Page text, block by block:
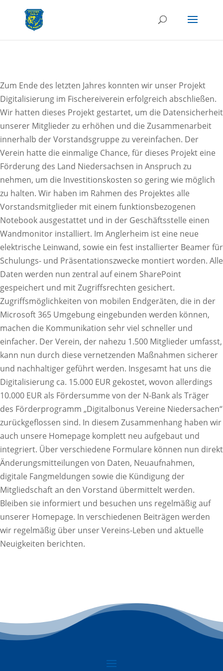
Zum Ende des letzten Jahres konnten wir unser Projekt
Digitalisierung im Fischereiverein erfolgreich abschließen.
Wir hatten dieses Projekt gestartet, um die Datensicherheit
unserer Mitglieder zu erhöhen und die Zusammenarbeit
innerhalb der Vorstandsgruppe zu vereinfachen. Der
Verein hatte die einmalige Chance, für dieses Projekt eine
Förderung des Land Niedersachsen in Anspruch zu
nehmen, um die Investitionskosten so gering wie möglich
zu halten. Wir haben im Rahmen des Projektes alle
Vorstandsmitglieder mit einem funktionsbezogenen
Notebook ausgestattet und in der Geschäftsstelle einen
Wandmonitor installiert. Im Anglerheim ist eine neue
elektrische Leinwand, sowie ein fest installierter Beamer für
Schulungs- und Präsentationszwecke montiert worden. Alle
Daten werden nun zentral auf einem SharePoint
gespeichert und mit Zugriffsrechten gesichert.
Zugriffsmöglichkeiten von mobilen Endgeräten, die in der
Microsoft 365 Umgebung eingebunden werden können,
machen die Kommunikation sehr viel schneller und
einfacher. Der Verein, der nahezu 1.500 Mitglieder umfasst,
kann nun durch diese vernetzenden Maßnahmen sicherer
und nachhaltiger geführt werden. Insgesamt hat uns die
Digitalisierung ca. 15.000 EUR gekostet, wovon allerdings
10.000 EUR als Fördersumme von der N-Bank als Träger
des Förderprogramm „Digitalbonus Vereine Niedersachen“
zurückgeflossen sind. In diesem Zusammenhang haben wir
auch unsere Homepage komplett neu aufgebaut und
integriert. Über verschiedene Formulare können nun direkt
Änderungsmitteilungen von Daten, Neuaufnahmen,
digitale Fangmeldungen sowie die Kündigung der
Mitgliedschaft an den Vorstand übermittelt werden.
Bleiben sie informiert und besuchen uns regelmäßig auf
unserer Homepage. In verschiedenen Beiträgen werden
wir regelmäßig über unser Vereins-Leben und aktuelle
Neuigkeiten berichten.